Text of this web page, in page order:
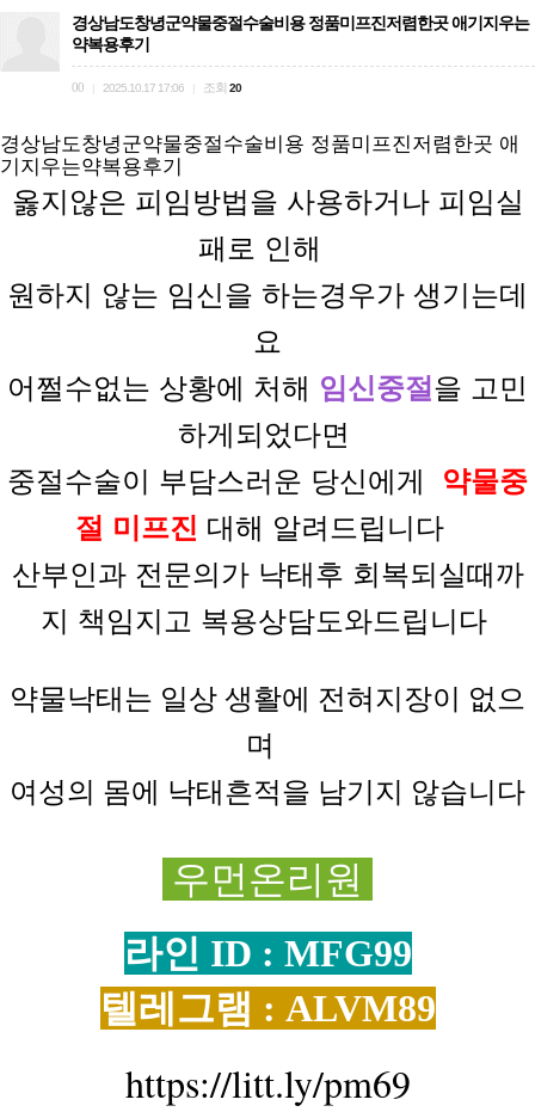
경상남도창녕군약물중절수술비용 정품미프진저렴한곳 애기지우는
약복용후기
00 2025.10.17 17:06 조회 20
경상남도창녕군약물중절수술비용 정품미프진저렴한곳 애
기지우는약복용후기
옳지않은 피임방법을 사용하거나피임실
패로 인해
원하지 않는 임신을 하는경우가 생기는데
요
어쩔수없는 상황에 처해 임신중절 을 고민
하게되었다면
중절수술이 부담스러운 당신에게
약물중
절 미프진 대해 알려드립니다
산부인과 전문의가 낙태후 회복되실때까
지 책임지고 복용상담도와드립니다
약물낙태는 일상 생활에 전혀지장이
없으
며
여성의 몸에 낙태흔적을 남기지 않습니다
우먼온리원
라인 ID : MFG99
텔레그램 : ALVM89
https://litt.ly/pm69